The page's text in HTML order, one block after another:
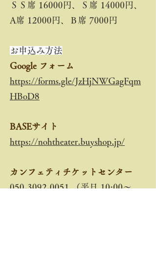
ＳＳ席 16000円、Ｓ席 14000円、
A席 12000円、Ｂ席 7000円
お申込み方法
Google フォーム
https://forms.gle/JzHjNWGagFqm
HBoD8
BASEサイト
https://nohtheater.buyshop.jp/
カンフェティチケットセンター
050-3092-0051（平日 10:00～